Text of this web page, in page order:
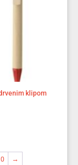
klipom
→